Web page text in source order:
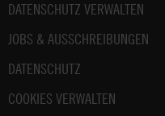
DATENSCHUTZ VERWALTEN
JOBS & AUSSCHREIBUNGEN
DATENSCHUTZ
COOKIES VERWALTEN